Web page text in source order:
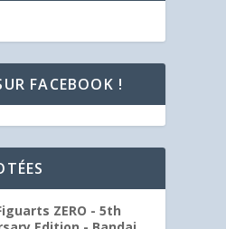
FACEBOOK !
ZERO - 5th